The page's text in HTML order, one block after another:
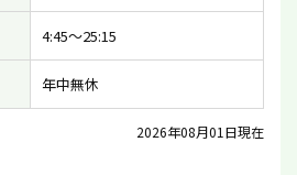
4:45〜25:15
年中無休
2026年08月01日現在